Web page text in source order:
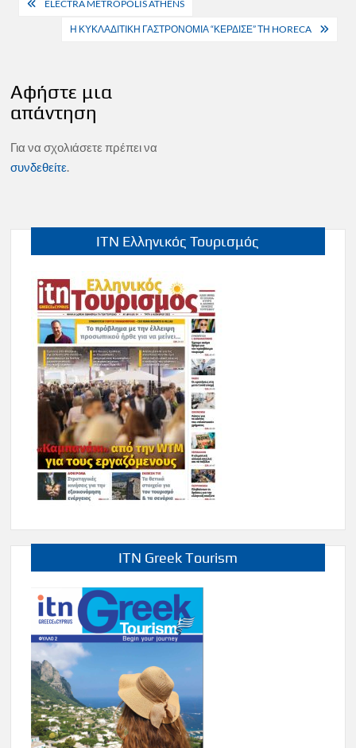
άρθρων
ELECTRA METROPOLIS ATHENS
Η ΚΥΚΛΑΔΙΤΙΚΗ ΓΑΣΤΡΟΝΟΜΙΑ “ΚΕΡΔΙΣΕ” ΤΗ HORECA
Αφήστε μια
απάντηση
Για να σχολιάσετε πρέπει να
συνδεθείτε.
ITN Ελληνικός Τουρισμός
ITN Greek Tourism